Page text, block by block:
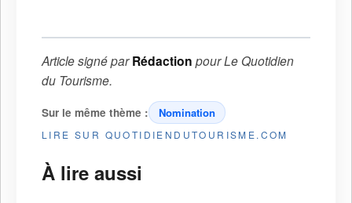
Article signé parRédaction pourLe Quotidien
du Tourisme.
Sur le même thème : Nomination
LIRE SUR QUOTIDIENDUTOURISME.COM
À lire aussi